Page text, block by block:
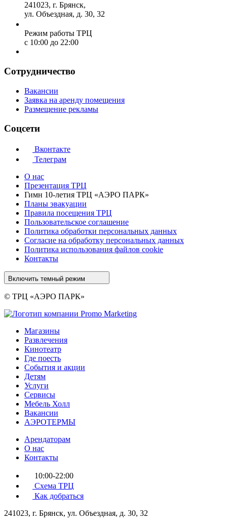
241023, г. Брянск,
ул. Объездная, д. 30, 32
Режим работы ТРЦ
с 10:00 до 22:00
Сотрудничество
Вакансии
Заявка на аренду помещения
Размещение рекламы
Соцсети
Вконтакте
Телеграм
О нас
Презентация ТРЦ
Гимн 10-летия ТРЦ «АЭРО ПАРК»
Планы эвакуации
Правила посещения ТРЦ
Пользовательское соглашение
Политика обработки персональных данных
Cогласие на обработку персональных данных
Политика использования файлов cookie
Контакты
Включить темный режим
© ТРЦ «АЭРО ПАРК»
Магазины
Развлечения
Кинотеатр
Где поесть
События и акции
Детям
Услуги
Сервисы
Мебель Холл
Вакансии
АЭРОТЕРМЫ
Арендаторам
О нас
Контакты
10:00-22:00
Схема ТРЦ
Как добраться
241023, г. Брянск, ул. Объездная, д. 30, 32